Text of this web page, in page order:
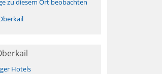
zu diesem Ort beobachten
Hotels